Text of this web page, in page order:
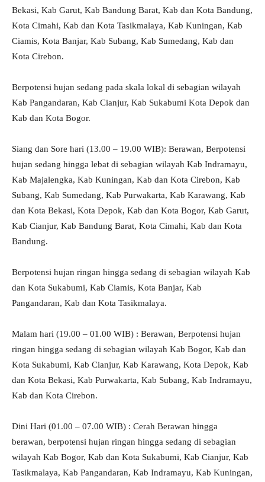
Bekasi, Kab Garut, Kab Bandung Barat, Kab dan Kota Bandung,
Kota Cimahi, Kab dan Kota Tasikmalaya, Kab Kuningan, Kab
Ciamis, Kota Banjar, Kab Subang, Kab Sumedang, Kab dan
Kota Cirebon.
Berpotensi hujan sedang pada skala lokal di sebagian wilayah
Kab Pangandaran, Kab Cianjur, Kab Sukabumi Kota Depok dan
Kab dan Kota Bogor.
Siang dan Sore hari (13.00 – 19.00 WIB): Berawan, Berpotensi
hujan sedang hingga lebat di sebagian wilayah Kab Indramayu,
Kab Majalengka, Kab Kuningan, Kab dan Kota Cirebon, Kab
Subang, Kab Sumedang, Kab Purwakarta, Kab Karawang, Kab
dan Kota Bekasi, Kota Depok, Kab dan Kota Bogor, Kab Garut,
Kab Cianjur, Kab Bandung Barat, Kota Cimahi, Kab dan Kota
Bandung.
Berpotensi hujan ringan hingga sedang di sebagian wilayah Kab
dan Kota Sukabumi, Kab Ciamis, Kota Banjar, Kab
Pangandaran, Kab dan Kota Tasikmalaya.
Malam hari (19.00 – 01.00 WIB) : Berawan, Berpotensi hujan
ringan hingga sedang di sebagian wilayah Kab Bogor, Kab dan
Kota Sukabumi, Kab Cianjur, Kab Karawang, Kota Depok, Kab
dan Kota Bekasi, Kab Purwakarta, Kab Subang, Kab Indramayu,
Kab dan Kota Cirebon.
Dini Hari (01.00 – 07.00 WIB) : Cerah Berawan hingga
berawan, berpotensi hujan ringan hingga sedang di sebagian
wilayah Kab Bogor, Kab dan Kota Sukabumi, Kab Cianjur, Kab
Tasikmalaya, Kab Pangandaran, Kab Indramayu, Kab Kuningan,